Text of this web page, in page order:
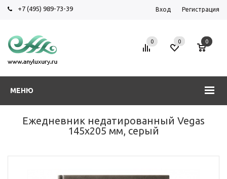
+7 (495) 989-73-39 Вход Регистрация
МЕНЮ
0 0 0
Ежедневник недатированный Vegas
145х205 мм, серый